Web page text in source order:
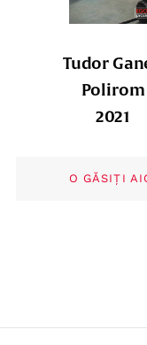
Tudor
Polirom
2021
O GĂSIȚI